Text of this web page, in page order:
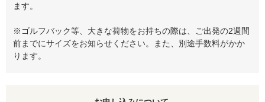
ます。
※ゴルフバック等、大きな荷物をお持ちの際は、ご出発の2週間
前までにサイズをお知らせください。また、別途手数料がかか
ります。